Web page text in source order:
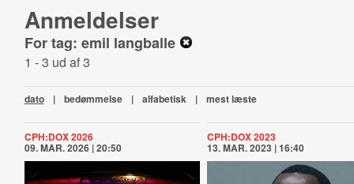
Anmeldelser
For tag: emil langballe
1 - 3 ud af 3
dato | bedømmelse | alfabetisk | mest læste
CPH:DOX 2026
09. MAR. 2026 | 20:50
CPH:DOX 2023
13. MAR. 2023 | 16:40